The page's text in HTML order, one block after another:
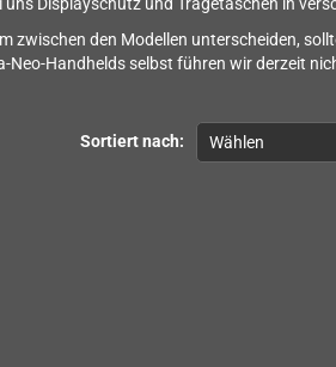
Displayschutz und Tragetaschen in
zwischen den Modellen unterscheiden,
Neo-Handhelds selbst führen wir derzeit
Sortiert nach: Wählen